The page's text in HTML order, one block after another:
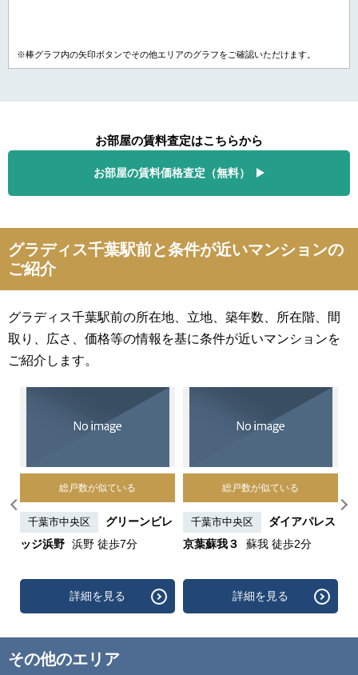
※棒グラフ内の矢印ボタンでその他エリアのグラフをご確認いただけます。
お部屋の賃料査定はこちらから
お部屋の賃料価格査定（無料）
グラディス千葉駅前と条件が近いマンションの
ご紹介
グラディス千葉駅前の所在地、立地、築年数、所在階、間
取り、広さ、価格等の情報を基に条件が近いマンションを
ご紹介します。
総戸数が似ている
千葉市中央区
グリーンビレ
ッジ浜野 浜野 徒歩7分
詳細を見る
総戸数が似ている
千葉市中央区
ダイアパレス
京葉蘇我３
蘇我 徒歩2分
詳細を見る
その他のエリア